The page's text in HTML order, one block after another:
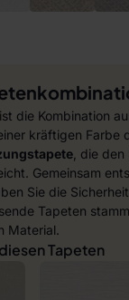
die Kombination
kräftigen
, die
Gemeinsam
Sie die
Tapeten
Material.
Tapeten